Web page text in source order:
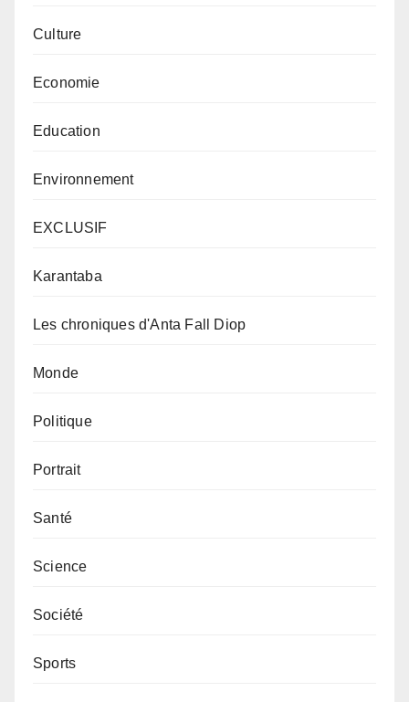
Culture
Economie
Education
Environnement
EXCLUSIF
Karantaba
Les chroniques d'Anta Fall Diop
Monde
Politique
Portrait
Santé
Science
Société
Sports